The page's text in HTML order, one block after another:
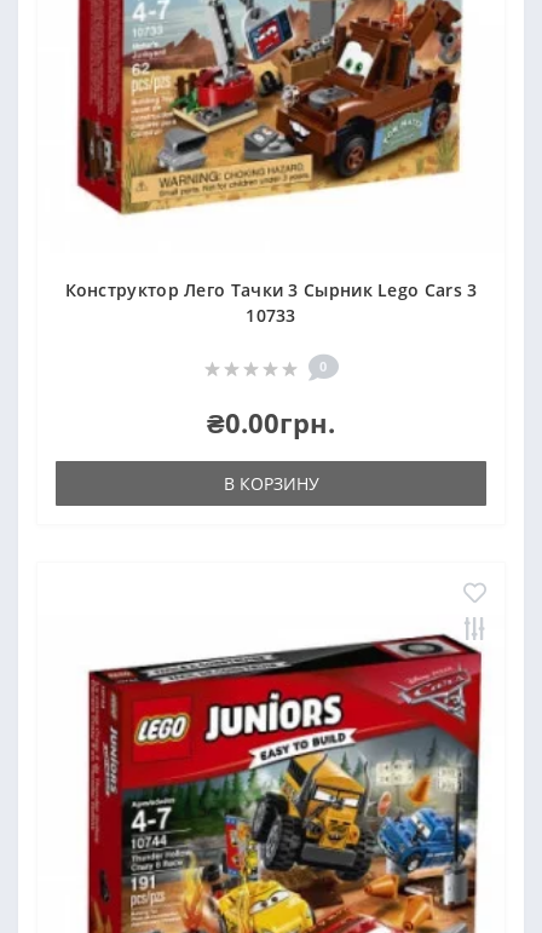
Конструктор Лего Тачки 3 Сырник Lego Cars 3
10733
0
₴0.00грн.
В КОРЗИНУ